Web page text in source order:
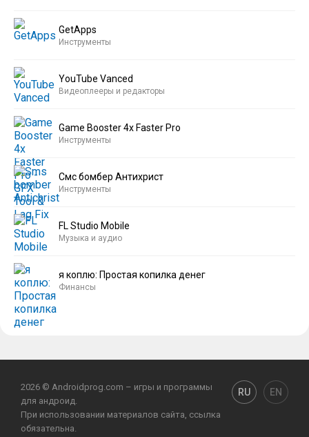
GetApps
Инструменты
YouTube Vanced
Видеоплееры и редакторы
Game Booster 4x Faster Pro
Инструменты
Смс бомбер Антихрист
Инструменты
FL Studio Mobile
Музыка и аудио
я коплю: Простая копилка денег
Финансы
2026 © Androidprog.com – игры и программы
для андроид.
При использовании материалов сайта, ссылка
обязательна.
RU EN